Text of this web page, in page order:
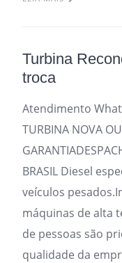
Turbina
troca
Atendimento
TURBINA NOVA
BRASIL Diesel
veículos
máquinas de alta
de pessoas são
qualidade da